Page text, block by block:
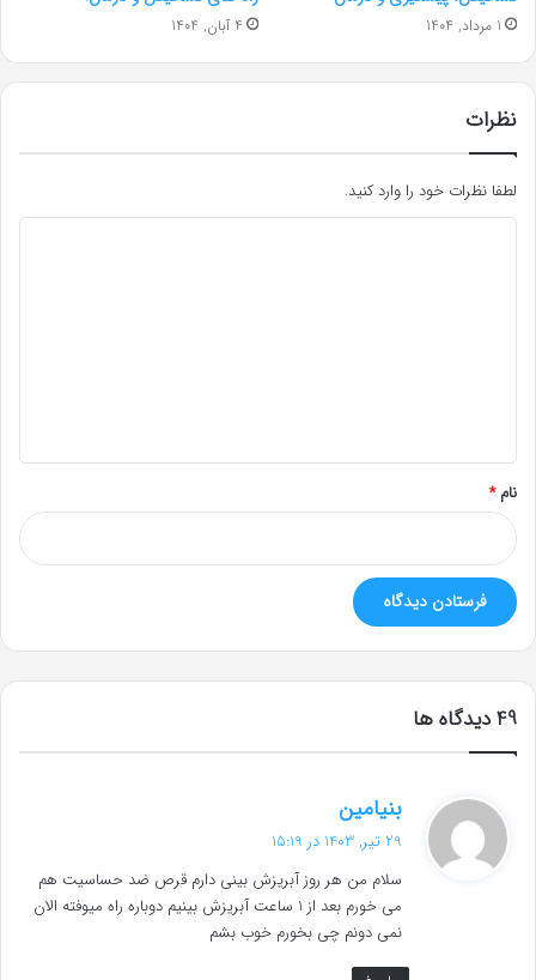
1 مرداد, 1404 4 آبان, 1404
نظرات
لطفا نظرات خود را وارد کنید.
نام*
‫49 دیدگاه ها
بنیامین
ف
:
29 تیر, 1403 در 15:19
سلام من هر روز آبریزش بینی دارم قرص ضد حساسیت هم
می خورم بعد از 1 ساعت آبریزش بینیم دوباره راه میوفته الان
نمی دونم چی بخورم خوب بشم